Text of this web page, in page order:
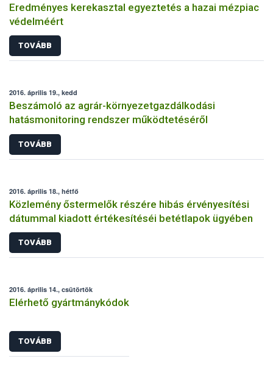
Eredményes kerekasztal egyeztetés a hazai mézpiac
védelméért
TOVÁBB
2016. április 19., kedd
Beszámoló az agrár-környezetgazdálkodási
hatásmonitoring rendszer működtetéséről
TOVÁBB
2016. április 18., hétfő
Közlemény őstermelők részére hibás érvényesítési
dátummal kiadott értékesítéséi betétlapok ügyében
TOVÁBB
2016. április 14., csütörtök
Elérhető gyártmánykódok
TOVÁBB